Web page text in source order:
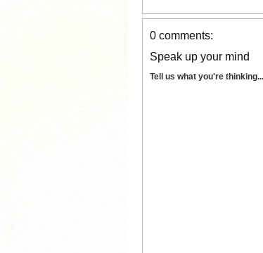
0 comments:
Speak up your mind
Tell us what you're